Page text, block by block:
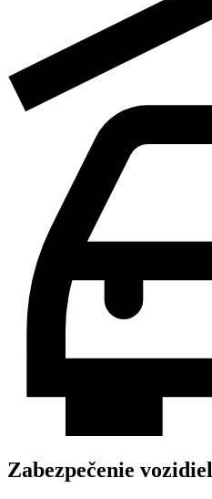
Zabezpečenie vozidiel